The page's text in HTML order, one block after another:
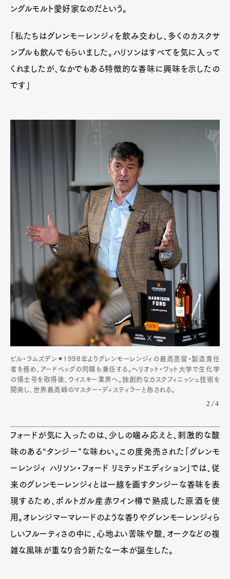
Pen Membership
ングルモルト愛好家なのだという。
「私たちはグレンモーレンジィを飲み交わし、多くのカスクサ
ンプルも飲んでもらいました。ハリソンはすべてを気に入って
くれましたが、なかでもある特徴的な香味に興味を示したの
です」
ビル・ラムズデン⚫︎1998年よりグレンモーレンジィの最高蒸留・製造責任
者を務め、アードベッグの同職も兼任する。ヘリオット・ワット大学で生化学
の博士号を取得後、ウイスキー業界へ。独創的なカスクフィニッシュ技術を
開発し、世界最高峰のマスター・ディスティラーと称される。
2/4
フォードが気に入ったのは、少しの噛み応えと、刺激的な酸
味のある“タンジー”な味わい。この度発売された「グレンモ
ーレンジィ ハリソン・フォード リミテッドエディション」では、従
来のグレンモーレンジィとは一線を画すタンジーな香味を表
現するため、ポルトガル産赤ワイン樽で熟成した原酒を使
用。オレンジマーマレードのような香りやグレンモーレンジィら
しいフルーティさの中に、心地よい苦味や酸、オークなどの複
雑な風味が重なり合う新たな一本が誕生した。